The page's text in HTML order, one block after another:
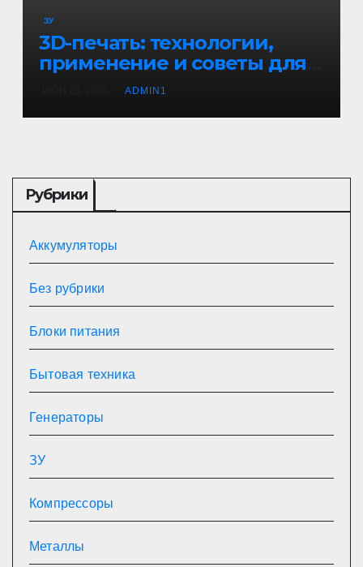
ЗУ
3D-печать: технологии,
применение и советы для
начинающих
ADMIN1
Рубрики
Аккумуляторы
Без рубрики
Блоки питания
Бытовая техника
Генераторы
ЗУ
Компрессоры
Металлы